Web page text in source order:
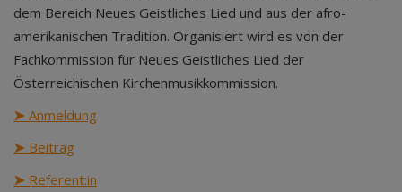
dem Bereich Neues Geistliches Lied und aus der afro-
amerikanischen Tradition. Organisiert wird es von der
Fachkommission für Neues Geistliches Lied der
Österreichischen Kirchenmusikkommission.
➤ Anmeldung
➤ Beitrag
➤ Referent:in